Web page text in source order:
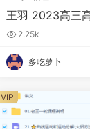
王羽 2023高三
云网盘下载
2.25k
多吃萝卜
VIP